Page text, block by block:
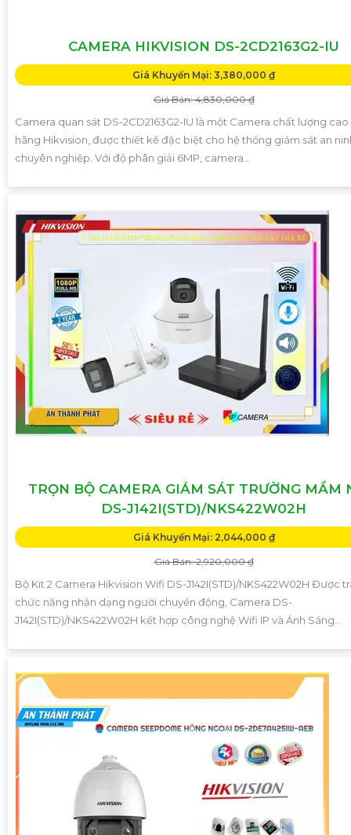
CAMERA HIKVISION DS-2CD2163G2-IU
Giá Khuyến Mại: 3,380,000 ₫
Giá Bán: 4,830,000 ₫
Camera quan sát DS-2CD2163G2-IU là một Camera chất lượng
hãng Hikvision, được thiết kế đặc biệt cho hệ thống giám sát an
chuyên nghiệp. Với độ phân giải 6MP, camera...
TRỌN BỘ CAMERA GIÁM SÁT TRƯỜNG MẦM
DS-J142I(STD)/NKS422W02H
Giá Khuyến Mại: 2,044,000 ₫
Giá Bán: 2,920,000 ₫
Bộ Kit 2 Camera Hikvision Wifi DS-J142I(STD)/NKS422W02H Được
chức năng nhận dạng người chuyển động, Camera DS-
J142I(STD)/NKS422W02H kết hợp công nghệ Wifi IP và Ánh Sáng...